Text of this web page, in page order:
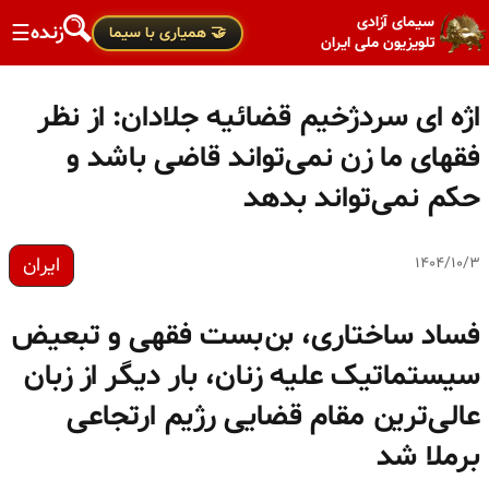
سیمای آزادی
تلویزیون ملی ایران
🤝 همیاری با سیما زنده☰
اژه ای سردژخیم قضائیه جلادان: از نظر
فقهای ما زن نمی‌تواند قاضی باشد و
حکم نمی‌تواند بدهد
۱۴۰۴/۱۰/۳ ایران
فساد ساختاری، بن‌بست فقهی و تبعیض
سیستماتیک علیه زنان، بار دیگر از زبان
عالی‌ترین مقام قضایی رژیم ارتجاعی
برملا شد